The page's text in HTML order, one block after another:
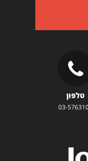
טלפון
03-